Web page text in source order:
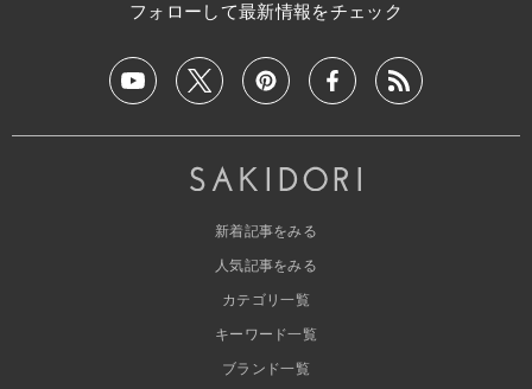
フォローして最新情報をチェック
新着記事をみる
人気記事をみる
カテゴリ一覧
キーワード一覧
ブランド一覧